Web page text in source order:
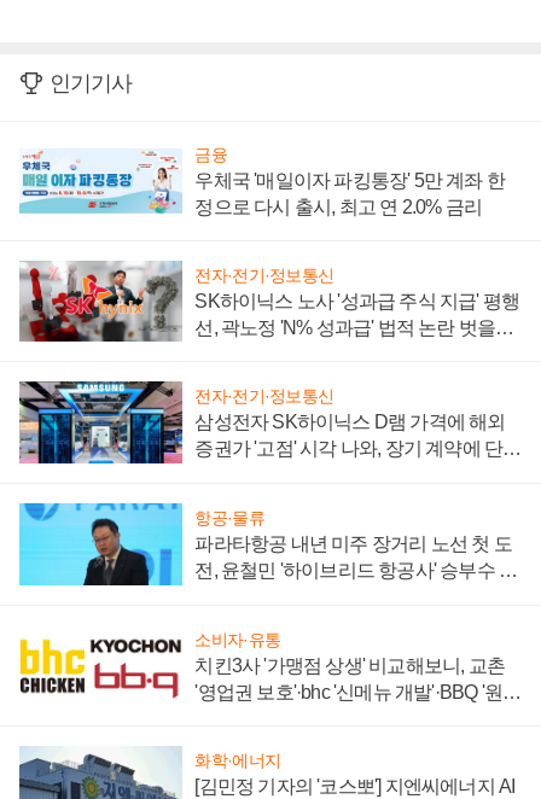
인기기사
금융
우체국 '매일이자 파킹통장' 5만 계좌 한
정으로 다시 출시, 최고 연 2.0% 금리
전자·전기·정보통신
SK하이닉스 노사 '성과급 주식 지급' 평행
선, 곽노정 'N% 성과급' 법적 논란 벗을지
전자·전기·정보통신
삼성전자 SK하이닉스 D램 가격에 해외
증권가 '고점' 시각 나와, 장기 계약에 단점
항공·물류
파라타항공 내년 미주 장거리 노선 첫 도
전, 윤철민 '하이브리드 항공사' 승부수 통
소비자·유통
치킨3사 '가맹점 상생' 비교해보니, 교촌
'영업권 보호'·bhc '신메뉴 개발'·BBQ '원가
화학·에너지
[김민정 기자의 '코스뽀'] 지엔씨에너지 AI